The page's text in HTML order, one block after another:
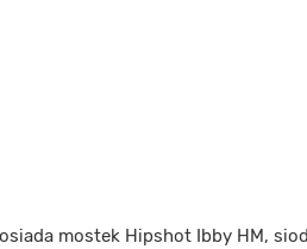
mostek Hipshot Ibby HM,